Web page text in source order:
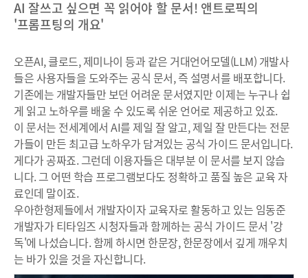
AI 잘쓰고 싶으면 꼭 읽어야 할 문서! 앤트로픽의
'프롬프팅의 개요'
오픈AI, 클로드, 제미나이 등과 같은 거대언어모델(LLM) 개발사
들은 사용자들을 도와주는 공식 문서, 즉 설명서를 배포합니다.
기존에는 개발자들만 보던 어려운 문서였지만 이제는 누구나 쉽
게 읽고 노하우를 배울 수 있도록 쉬운 언어로 제공하고 있죠.
이 문서는 전세계에서 AI를 제일 잘 알고, 제일 잘 만든다는 전문
가들이 만든 최고급 노하우가 담겨있는 공식 가이드 문서입니다.
게다가 공짜죠. 그런데 이용자들은 대부분 이 문서를 보지 않습
니다. 그 어떤 학습 프로그램보다도 정확하고 품질 높은 교육 자
료인데 말이죠.
우아한형제들에서 개발자이자 교육자로 활동하고 있는 임동준
개발자가 티타임즈 시청자들과 함께하는 공식 가이드 문서 '강
독'에 나섰습니다. 함께 하시면 한문장, 한문장에서 깊게 깨우치
는 바가 있을 것을 자신합니다.